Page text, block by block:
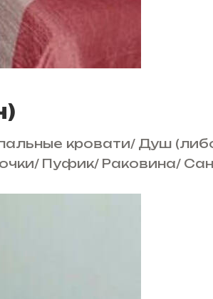
кровати/ Душ
/ Пуфик/ Раковина/